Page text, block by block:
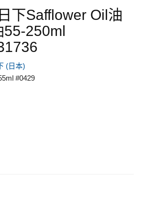
下Safflower Oil油
55-250ml
(日本)
#0429